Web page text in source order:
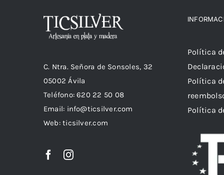
C. Ntra. Señora de Sonsoles, 32
05002 Ávila
Teléfono: 620 22 50 08
Email: info@ticsilver.com
Web: ticsilver.com
Política
Política
Política